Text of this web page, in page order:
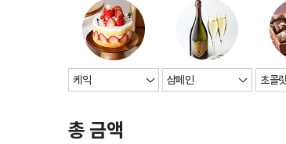
총 금액